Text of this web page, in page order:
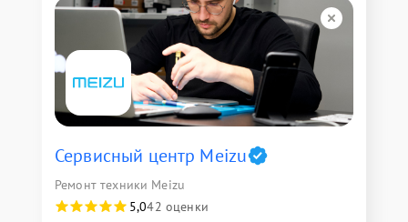
Сервисный центр Meizu
Ремонт техники Meizu
5,042 оценки